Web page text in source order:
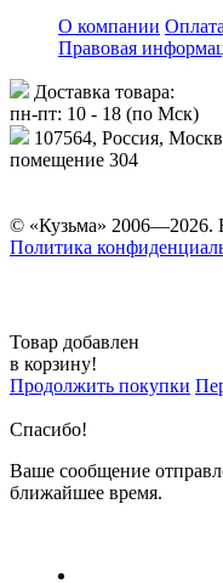
О компании Оплата
Правовая
Доставка товара:
пн-пт: 10 - 18 (по Мск)
107564, Россия,
помещение 304
© «Кузьма» 2006—2026.
Политика
Товар добавлен
в корзину!
Продолжить покупки
Спасибо!
Ваше сообщение
ближайшее время.